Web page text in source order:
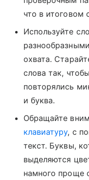
что в итоговом
Используйте
охвата.
слова так,
повторялись
и буква.
Обращайте
клавиатуру, с
текст. Буквы,
выделяются
намного проще